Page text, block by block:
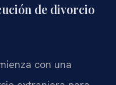
de divorcio
con una